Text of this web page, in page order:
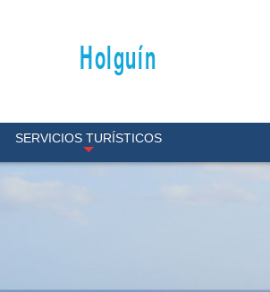
Holguín
SERVICIOS TURÍSTICOS